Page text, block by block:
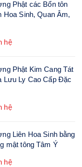
Phật các Bổn tôn
Hoa Sinh, Quan Âm,
hệ
Phật Kim Cang Tát
Lưu Ly Cao Cấp Đặc
hệ
Liên Hoa Sinh bằng
mật tông Tâm Ý
hệ